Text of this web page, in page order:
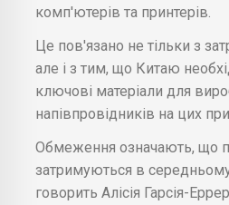
комп'ютерів та принтерів.
Це пов'язано не тільки з
але і з тим, що Китаю
ключові матеріали для
напівпровідників на цих
Обмеження означають, що
затримуються в
говорить Алісія Гарсія-